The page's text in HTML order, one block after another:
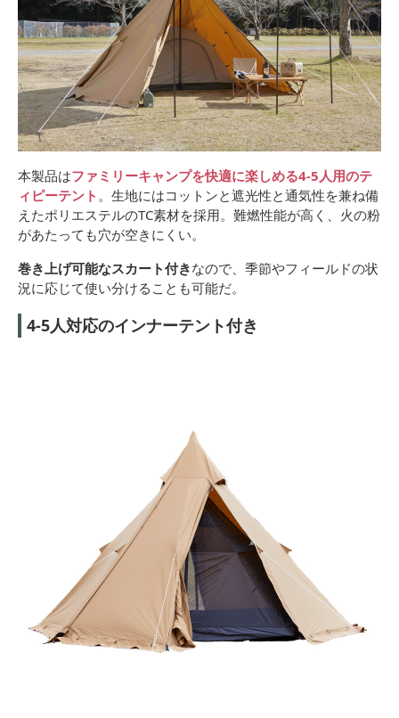
本製品はファミリーキャンプを快適に楽しめる4-5人用のテ
ィピーテント 。生地にはコットンと遮光性と通気性を兼ね備
えたポリエステルのTC素材を採用。難燃性能が高く、火の粉
があたっても穴が空きにくい。
巻き上げ可能なスカート付きなので、季節やフィールドの状
況に応じて使い分けることも可能だ。
4-5人対応のインナーテント付き